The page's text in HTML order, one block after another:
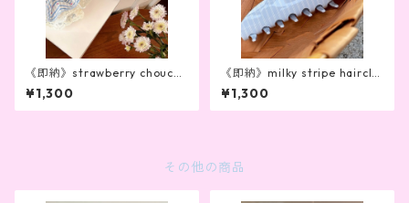
《即納》strawberry choucho
u
¥1,300
《即納》milky stripe hairclip
（2color）
¥1,300
その他の商品